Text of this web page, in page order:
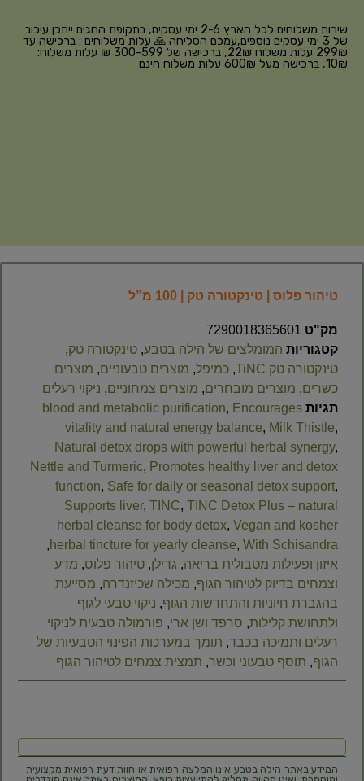
שירות משלוחים לכל הארץ 2-6 ימי עסקים, בתקופת החגים ייתכן עיכוב
של 3 ימי עסקים נוספים,עמכם הסליחה 🙏 עלות משלוחים : ברכישה עד
299₪ עלות משלוח 22₪, ברכישה של 300-599 ₪ עלות משלוח:
10₪, ברכישה מעל 600₪ עלות משלוח חינם
טיהור פלוס | טינקטורה טק | 100 מ”ל
מק"ט 7290018365601
קטגוריות המומלצים של הילה בטבע, טינקטורה טק,
טינקטורה טק TiNC
, כמיפל, מוצרים טבעוניים, מוצרים
כשרים, מוצרים מובחרים, מוצרים צמחוניים, ניקוי רעלים
תגיות
blood and metabolic purification, Encourages
vitality and natural energy balance, Milk Thistle,
Natural detox drops with powerful herbal synergy,
Nettle and Turmeric, Promotes healthy liver and detox
function, Safe for daily or seasonal detox support,
Supports liver, TINC, TINC Detox Plus – natural
herbal cleanse for body detox, Vegan and kosher
herbal tincture for yearly cleanse, With Schisandra
,
איזון ופעילות מטבולית בריאה, גדילן, טיהור פלוס, מדע
וצמחים בדיוק לטיהור הגוף, מכילה שכיזנדרה, מסייעת
בהגברת חיוניות והתחדשות הגוף, ניקוי טבעי לגוף
ולתחושת קלילות, סרפד ושן ארי, פורמולה טבעית לניקוי
רעלים ותמיכה בכבד, תומך במערכות הפינוי הטבעיות של
הגוף, תוסף טבעוני וכשר, תמצית צמחים לטיהור הגוף
המידע באתר הילה בטבע אינו המלצה רפואית או חוות דעת רפואית מקצועית